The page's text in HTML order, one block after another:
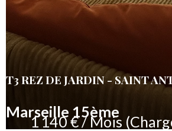
T3 REZ DE JARDIN - SAINT
Marseille 15ème
1 140 € / Mois